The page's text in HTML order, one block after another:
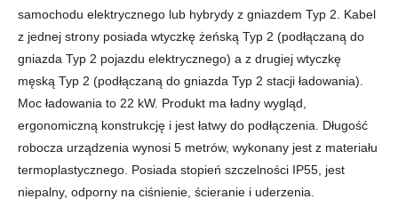
samochodu elektrycznego lub hybrydy z gniazdem Typ 2. Kabel
z jednej strony posiada wtyczkę żeńską Typ 2 (podłączaną do
gniazda Typ 2 pojazdu elektrycznego) a z drugiej wtyczkę
męską Typ 2 (podłączaną do gniazda Typ 2 stacji ładowania).
Moc ładowania to 22 kW. Produkt ma ładny wygląd,
ergonomiczną konstrukcję i jest łatwy do podłączenia. Długość
robocza urządzenia wynosi 5 metrów, wykonany jest z materiału
termoplastycznego. Posiada stopień szczelności IP55, jest
niepalny, odporny na ciśnienie, ścieranie i uderzenia.